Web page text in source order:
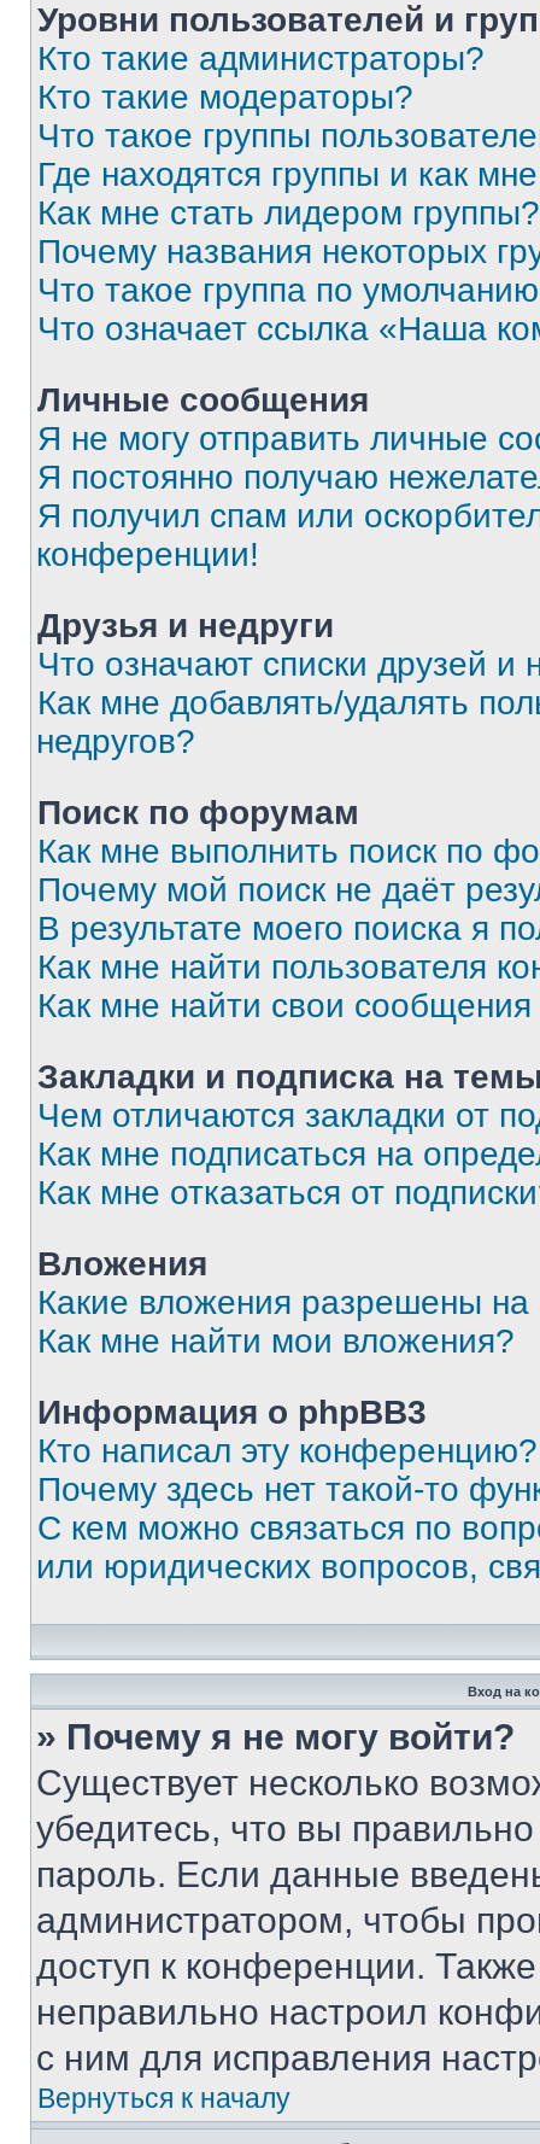
Уровни пользователей и
Кто такие администраторы?
Кто такие модераторы?
Что такое группы
Где находятся группы и как
Как мне стать лидером группы?
Почему названия некоторых
Что такое группа по
Что означает ссылка «Наша
Личные сообщения
Я не могу отправить личные
Я постоянно получаю
Я получил спам или
конференции!
Друзья и недруги
Что означают списки друзей и
Как мне добавлять/удалять
недругов?
Поиск по форумам
Как мне выполнить поиск по
Почему мой поиск не даёт
В результате моего поиска я
Как мне найти пользователя
Как мне найти свои
Закладки и подписка на
Чем отличаются закладки от
Как мне подписаться на
Как мне отказаться от
Вложения
Какие вложения разрешены
Как мне найти мои вложения?
Информация о phpBB3
Кто написал эту конференцию?
Почему здесь нет такой-то
С кем можно связаться по
или юридических вопросов,
Вход на
» Почему я не могу войти?
Существует несколько
убедитесь, что вы
пароль. Если данные
администратором, чтобы
доступ к конференции.
неправильно настроил
с ним для исправления
Вернуться к началу